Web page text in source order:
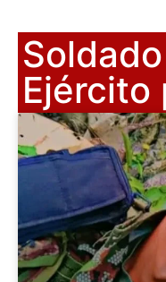
Ejército